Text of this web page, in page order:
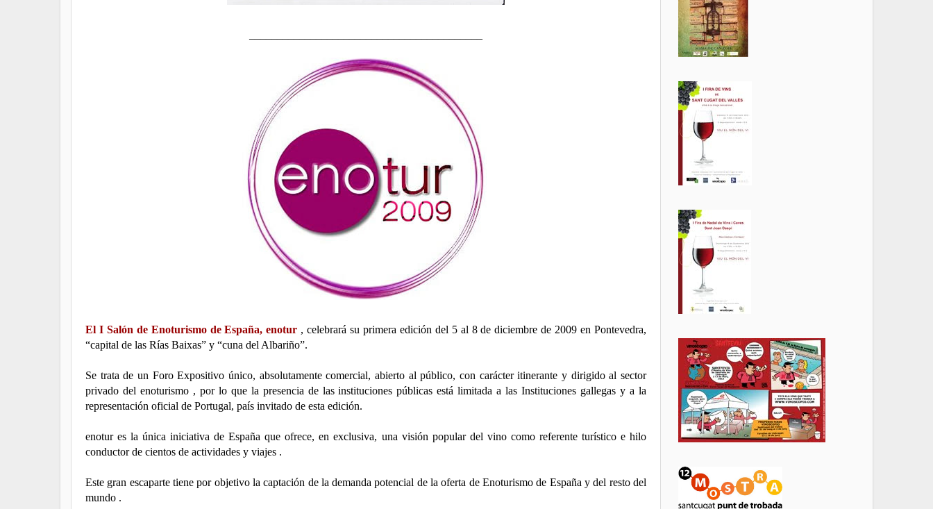
El I Salón de Enoturismo de España, enotur , celebrará su primera edición del 5 al 8 de diciembre de 2009 en Pontevedra,
“capital de las Rías Baixas” y “cuna del Albariño”.
Se trata de un Foro Expositivo único, absolutamente comercial, abierto al público, con carácter itinerante y dirigido al sector
privado del enoturismo , por lo que la presencia de las instituciones públicas está limitada a las Instituciones gallegas y a la
representación oficial de Portugal, país invitado de esta edición.
enotur es la única iniciativa de España que ofrece, en exclusiva, una visión popular del vino como referente turístico e hilo
conductor de cientos de actividades y viajes .
Este gran escaparte tiene por objetivo la captación de la demanda potencial de la oferta de Enoturismo de España y del resto del
mundo .